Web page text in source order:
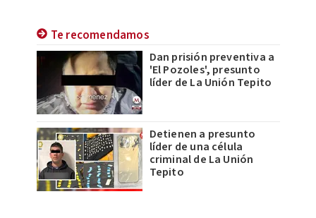
Te recomendamos
Dan prisión preventiva a
'El Pozoles', presunto
líder de La Unión Tepito
Detienen a presunto
líder de una célula
criminal de La Unión
Tepito